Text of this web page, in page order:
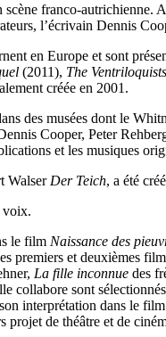
franco-
l’écrivain Dennis
en Europe et sont
(2011), The
créée en 2001.
des musées dont le
Cooper, Peter
et les musiques
Walser Der Teich, a été
voix.
le film Naissance des
premiers et deuxièmes
La fille inconnue des
collabore sont
interprétation dans le film
de théâtre et de